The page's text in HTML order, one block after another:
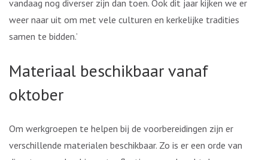
vandaag nog diverser zijn dan toen. Ook dit jaar kijken we er
weer naar uit om met vele culturen en kerkelijke tradities
samen te bidden.’
Materiaal beschikbaar vanaf
oktober
Om werkgroepen te helpen bij de voorbereidingen zijn er
verschillende materialen beschikbaar. Zo is er een orde van